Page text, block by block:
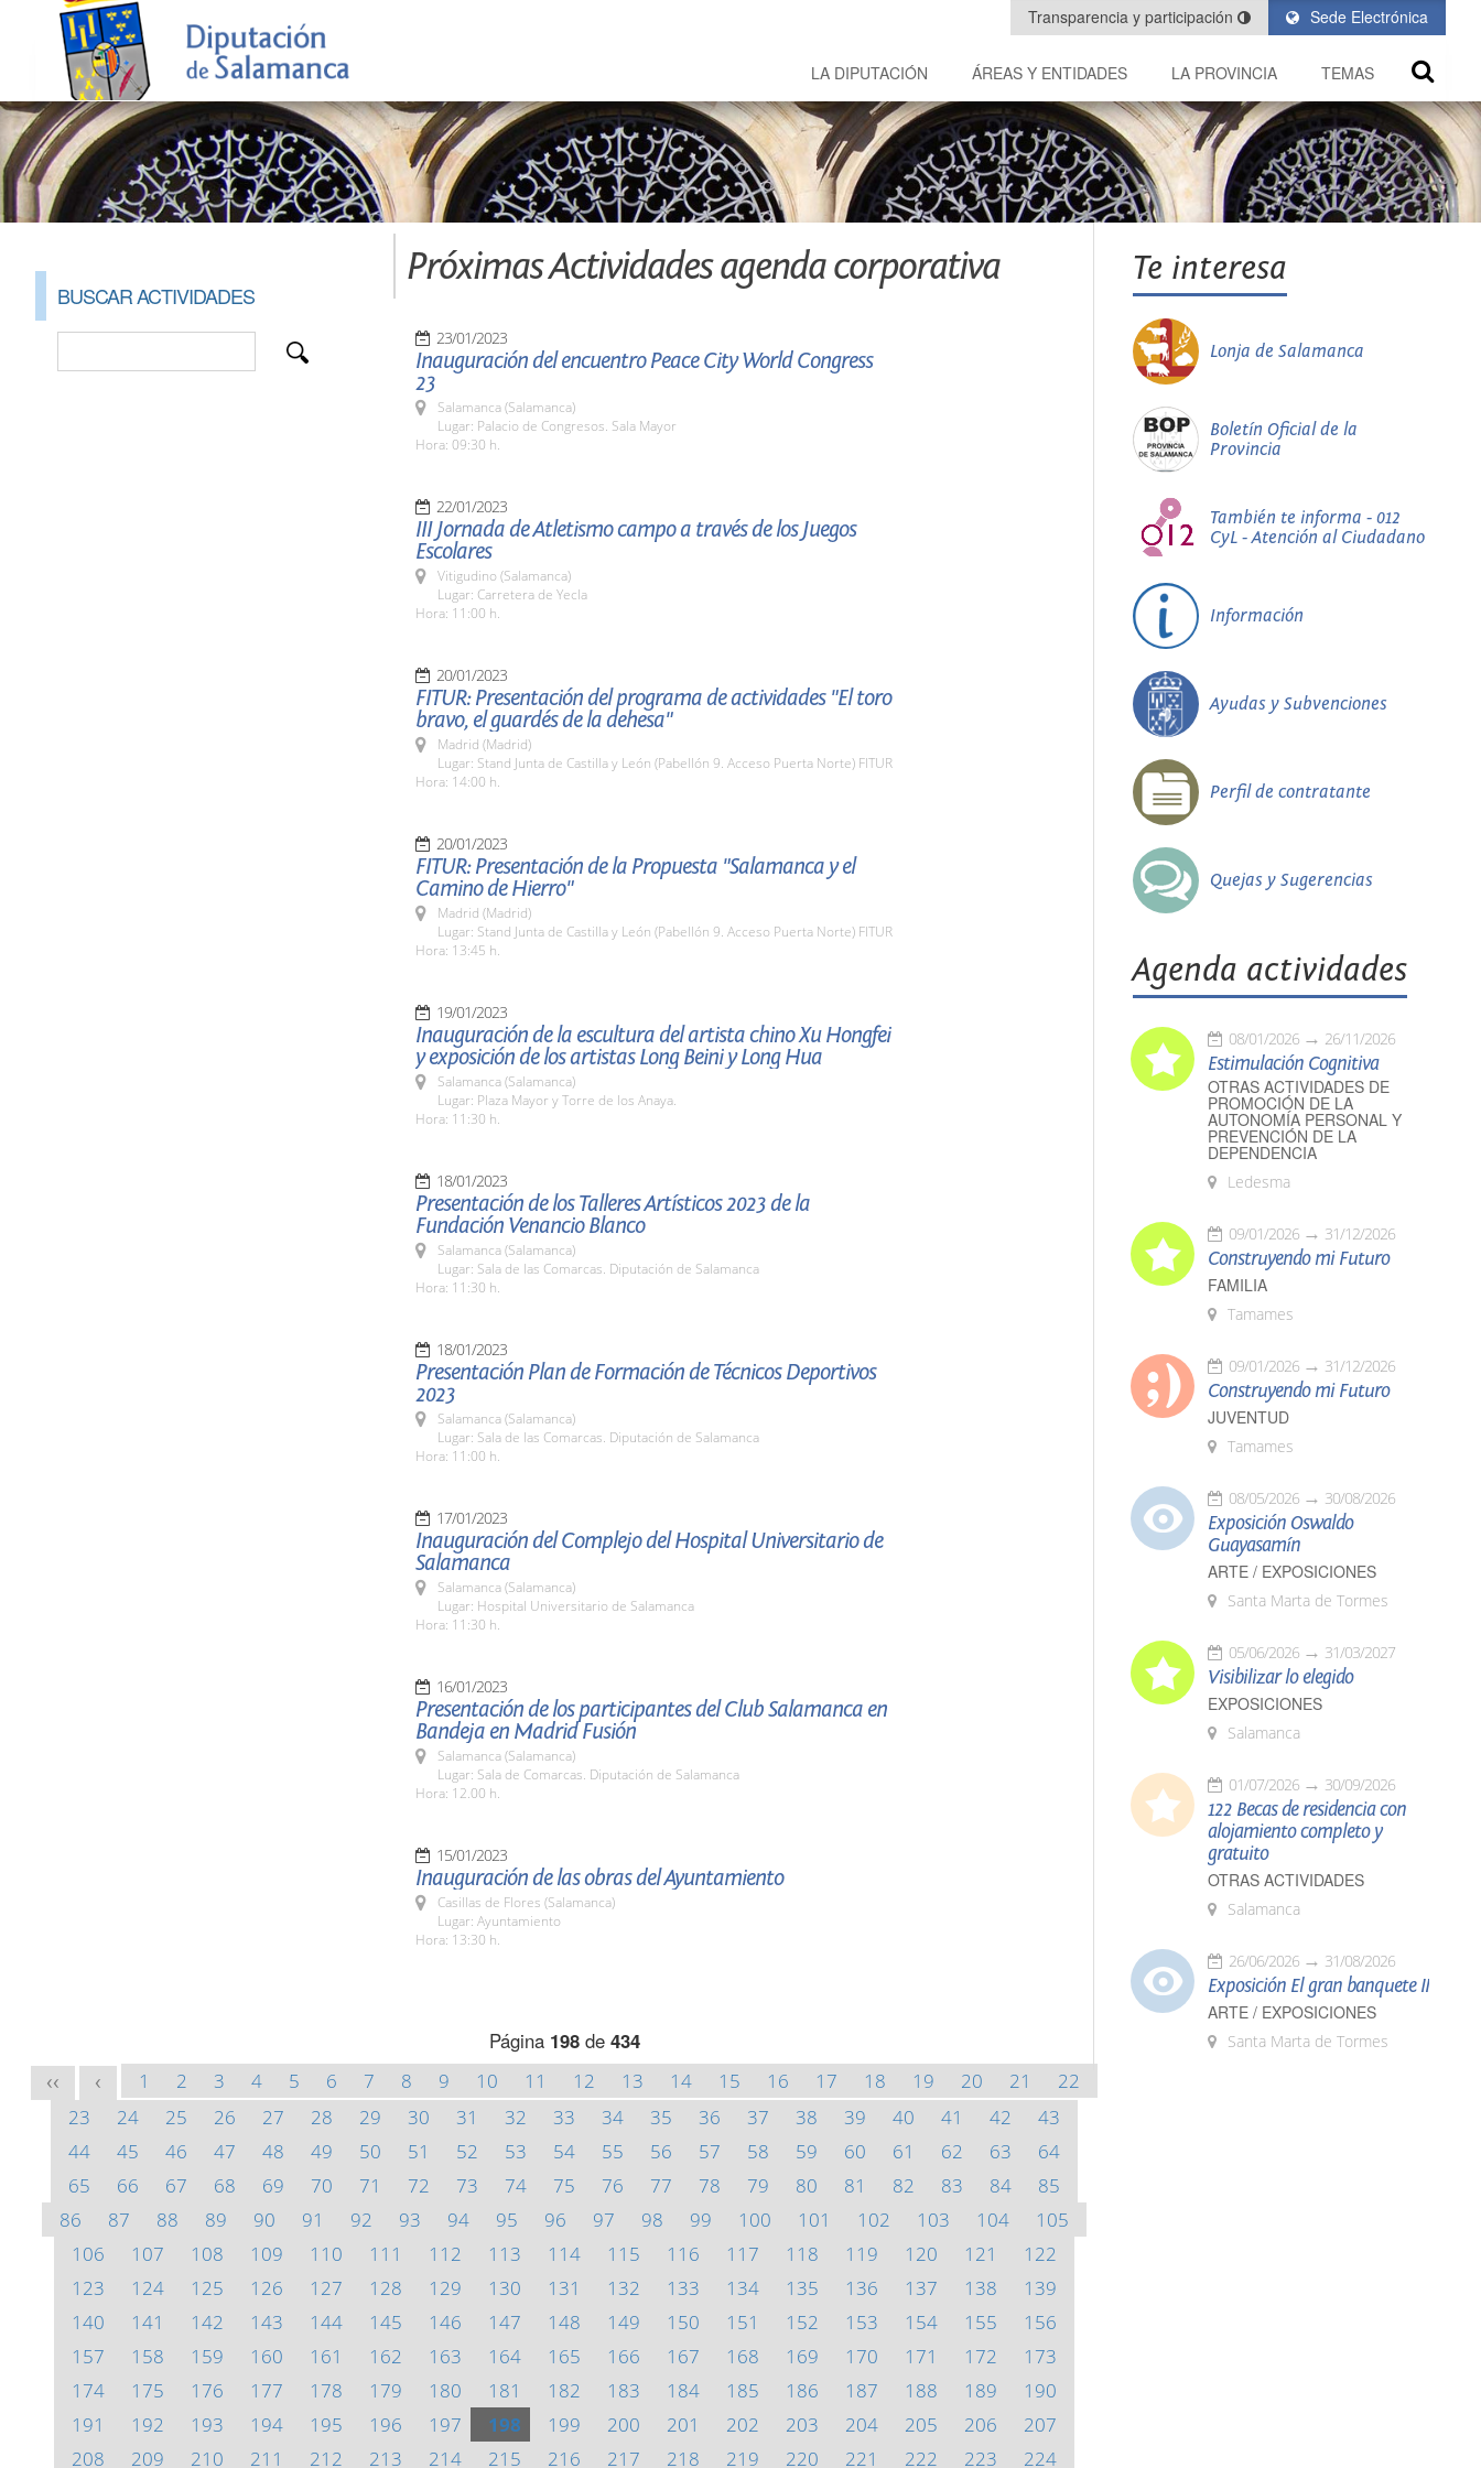
Sede Electrónica
Transparencia y participación
LA DIPUTACIÓN ÁREAS Y ENTIDADES LA PROVINCIA TEMAS
BUSCAR ACTIVIDADES
Próximas Actividades agenda corporativa
23/01/2023
Inauguración del encuentro Peace City World Congress
23
Salamanca (Salamanca)
Lugar: Palacio de Congresos. Sala Mayor
Hora: 09:30 h.
22/01/2023
III Jornada de Atletismo campo a través de los Juegos
Escolares
Vitigudino (Salamanca)
Lugar: Carretera de Yecla
Hora: 11:00 h.
20/01/2023
FITUR: Presentación del programa de actividades "El toro
bravo, el guardés de la dehesa"
Madrid (Madrid)
Lugar: Stand Junta de Castilla y León (Pabellón 9. Acceso Puerta Norte) FITUR
Hora: 14:00 h.
20/01/2023
FITUR: Presentación de la Propuesta "Salamanca y el
Camino de Hierro"
Madrid (Madrid)
Lugar: Stand Junta de Castilla y León (Pabellón 9. Acceso Puerta Norte) FITUR
Hora: 13:45 h.
19/01/2023
Inauguración de la escultura del artista chino Xu Hongfei
y exposición de los artistas Long Beini y Long Hua
Salamanca (Salamanca)
Lugar: Plaza Mayor y Torre de los Anaya.
Hora: 11:30 h.
18/01/2023
Presentación de los Talleres Artísticos 2023 de la
Fundación Venancio Blanco
Salamanca (Salamanca)
Lugar: Sala de las Comarcas. Diputación de Salamanca
Hora: 11:30 h.
18/01/2023
Presentación Plan de Formación de Técnicos Deportivos
2023
Salamanca (Salamanca)
Lugar: Sala de las Comarcas. Diputación de Salamanca
Hora: 11:00 h.
17/01/2023
Inauguración del Complejo del Hospital Universitario de
Salamanca
Salamanca (Salamanca)
Lugar: Hospital Universitario de Salamanca
Hora: 11:30 h.
16/01/2023
Presentación de los participantes del Club Salamanca en
Bandeja en Madrid Fusión
Salamanca (Salamanca)
Lugar: Sala de Comarcas. Diputación de Salamanca
Hora: 12.00 h.
15/01/2023
Inauguración de las obras del Ayuntamiento
Casillas de Flores (Salamanca)
Lugar: Ayuntamiento
Hora: 13:30 h.
Página 198de 434
<< < 1 2 3 4 5 6 7 8 9 10 11 12 13 14 15 16 17 18 19 20 21
22
23
24 25 26 27 28 29 30 31 32 33 34 35 36 37 38 39 40 41 42
43
44
45 46 47 48 49 50 51 52 53 54 55 56 57 58 59 60 61 62 63
64
65
66 67 68 69 70 71 72 73 74 75 76 77 78 79 80 81 82 83 84
85
86
87 88 89 90 91 92 93 94 95 96 97 98 99 100 101 102 103 104
105
106
107 108 109 110 111 112 113 114 115 116 117 118 119 120 121
122
123
124 125 126 127 128 129 130 131 132 133 134 135 136 137 138
139
140
141 142 143 144 145 146 147 148 149 150 151 152 153 154 155
156
157
158 159 160 161 162 163 164 165 166 167 168 169 170 171 172
173
174
175 176 177 178 179 180 181 182 183 184 185 186 187 188 189
190
191
192 193 194 195 196 197 198 199 200 201 202 203 204 205 206
207
208
209 210 211 212 213 214 215 216 217 218 219 220 221 222 223 224
Te interesa
Lonja de Salamanca
Boletín Oficial de la
Provincia
También te informa - 012
CyL - Atención al Ciudadano
Información
Ayudas y Subvenciones
Perfil de contratante
Quejas y Sugerencias
Agenda actividades
08/01/2026 26/11/2026
Estimulación Cognitiva
OTRAS ACTIVIDADES DE
PROMOCIÓN DE LA
AUTONOMÍA PERSONAL Y
PREVENCIÓN DE LA
DEPENDENCIA
Ledesma
09/01/2026 31/12/2026
Construyendo mi Futuro
FAMILIA
Tamames
09/01/2026 31/12/2026
Construyendo mi Futuro
JUVENTUD
Tamames
08/05/2026 30/08/2026
Exposición Oswaldo
Guayasamín
ARTE / EXPOSICIONES
Santa Marta de Tormes
05/06/2026 31/03/2027
Visibilizar lo elegido
EXPOSICIONES
Salamanca
01/07/2026 30/09/2026
122 Becas de residencia con
alojamiento completo y
gratuito
OTRAS ACTIVIDADES
Salamanca
26/06/2026 31/08/2026
Exposición El gran banquete II
ARTE / EXPOSICIONES
Santa Marta de Tormes